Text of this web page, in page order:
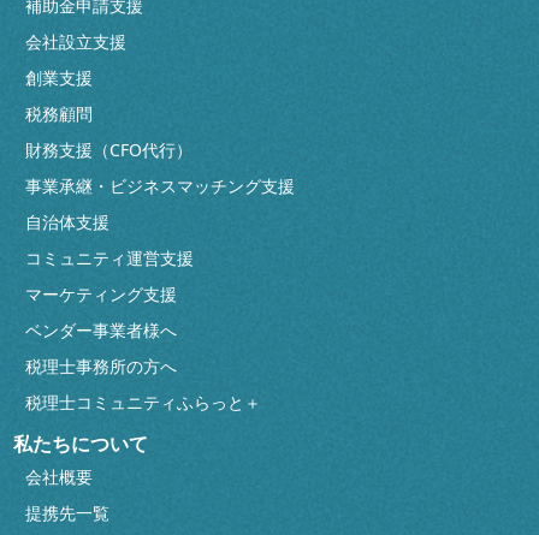
補助金申請支援
会社設立支援
創業支援
税務顧問
財務支援（CFO代行）
事業承継・ビジネスマッチング支援
自治体支援
コミュニティ運営支援
マーケティング支援
ベンダー事業者様へ
税理士事務所の方へ
税理士コミュニティふらっと＋
私たちについて
会社概要
提携先一覧